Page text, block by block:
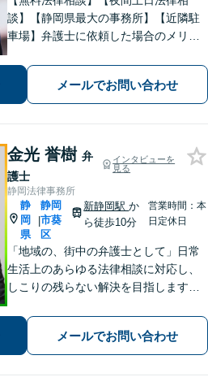
談】【静岡県最大の事務所】【近隣駐
車場】弁護士に依頼した場合のメリッ
メールでお問い合わせ
金光 誉樹 弁
護士
インタビューを
見る
静岡法律事務所
静
岡
県
|
静岡
市葵
区
新静岡駅か
ら徒歩10分
営業時間：本
日定休日
「地域の、街中の弁護士として」日常
生活上のあらゆる法律相談に対応し、
しこりの残らない解決を目指します。
ら思っていただけるよう、どのような
案件にも誠心誠意取り組んでいく所存
です。
メールでお問い合わせ